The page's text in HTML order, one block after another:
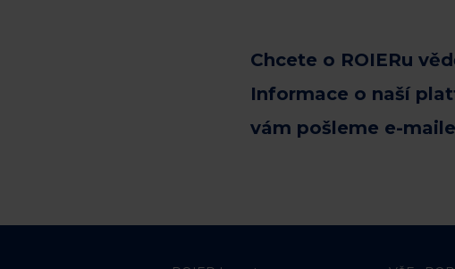
Chcete o ROIERu
Informace o naší
vám pošleme e-